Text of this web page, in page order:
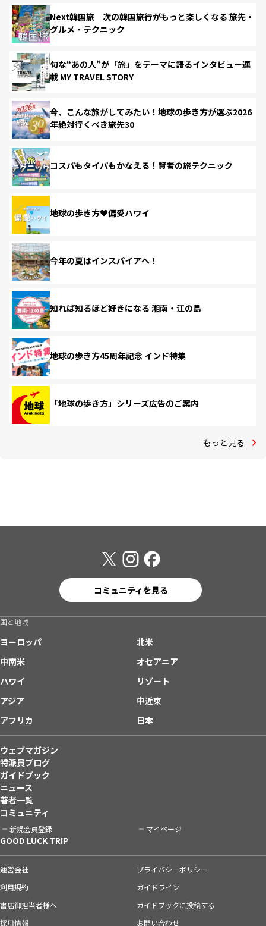
Next韓国旅 次の韓国旅行がもっと楽しくなる 旅先・
グルメ・テクニック
旬な“あの人”が「旅」をテーマに語るインタビュー連
載 MY TRAVEL STORY
今、こんな旅がしてみたい！地球の歩き方が選ぶ2026
年絶対行くべき旅先30
コスパもタイパもかなえる！賢者の旅テクニック
地球の歩き方♥偏愛ハワイ
今年の夏はインスパイアへ！
知れば知るほど好きになる 湘南・江の島
地球の歩き方45周年記念 インド特集
「地球の歩き方」シリーズ広告のご案内
もっと見る
コミュニティを見る
国と地域
ヨーロッパ
北米
中南米
オセアニア
ハワイ
リゾート
アジア
中近東
アフリカ
日本
ウェブマガジン
特派員ブログ
ガイドブック
ニュース
著者一覧
コミュニティ
新規会員登録 マイページ
GOOD LUCK TRIP
運営会社
プライバシーポリシー
利用規約
ガイドライン
書店御担当者様へ
ガイドブックに投稿する
採用情報
お問い合わせ